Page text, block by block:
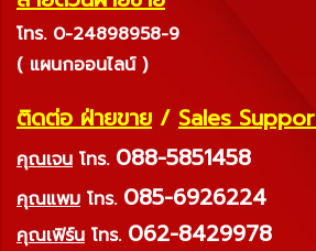
โทร. 0-24898958-9
( แผนกออนไลน์ )
ติดต่อ ฝ่ายขาย / Sales
คุณเจน โทร. 088-5851458
คุณแพม โทร. 085-6926224
คุณเฟิร์น โทร. 062-8429978